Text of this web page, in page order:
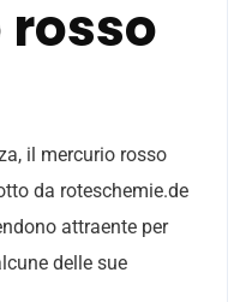
il mercurio rosso
da roteschemie.de
attraente per
delle sue